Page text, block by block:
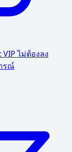
ไม่ต้องลง
รณ์